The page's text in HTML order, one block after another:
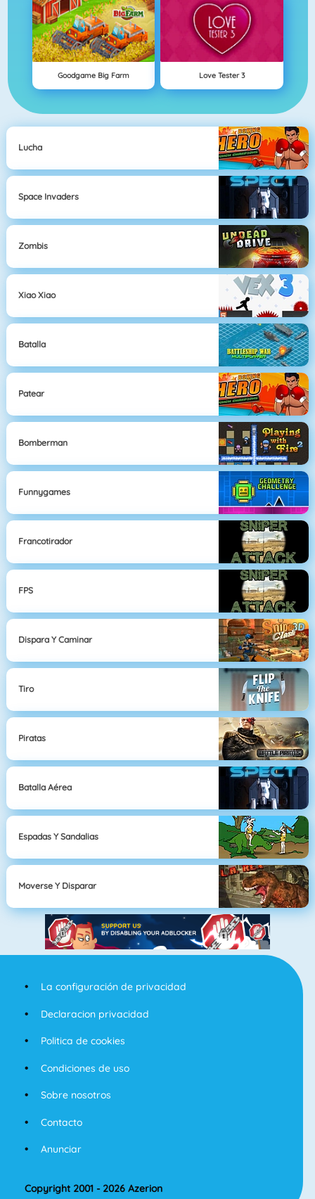
Goodgame Big Farm Love Tester 3
Lucha
Space Invaders
Zombis
Xiao Xiao
Batalla
Patear
Bomberman
Funnygames
Francotirador
FPS
Dispara Y Caminar
Tiro
Piratas
Batalla Aérea
Espadas Y Sandalias
Moverse Y Disparar
La configuración de privacidad
Declaracion privacidad
Politica de cookies
Condiciones de uso
Sobre nosotros
Contacto
Anunciar
Copyright 2001 - 2026 Azerion